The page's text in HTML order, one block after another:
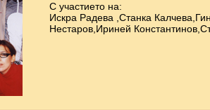
С участието на:
Искра Радева ,Станка
Нестаров,Ириней